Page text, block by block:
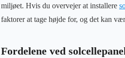
miljøet. Hvis du overvejer at installere
faktorer at tage højde for, og det kan
Fordelene ved